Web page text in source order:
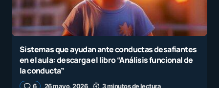
Sistemas que ayudan ante conductas desafiantes
en el aula: descarga el libro “Análisis funcional de
la conducta”
6 26 mayo, 2026 3 minutos de lectura